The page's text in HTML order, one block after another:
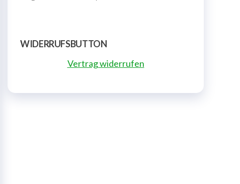
WIDERRUFSBUTTON
Vertrag widerrufen